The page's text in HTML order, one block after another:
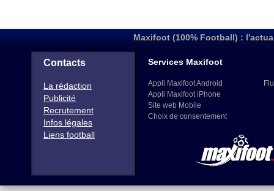
Maxifoot (100% Football) :
Contacts
La rédaction
Publicité
Recrutement
Infos légales
Liens football
Services Maxifoot
Appli Maxifoot Android
Appli Maxifoot iPhone
Site web Mobile
Choix de consentement